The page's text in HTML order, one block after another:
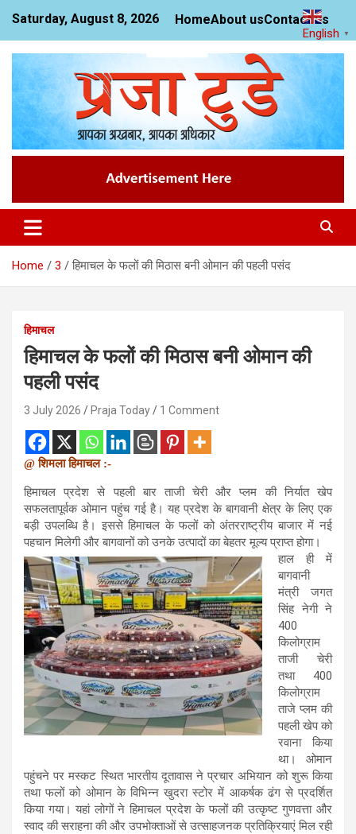
content
Saturday, August 8, 2026 HomeAbout usContact us
Praja Today
News Website
Home 3 हिमाचल के फलों की मिठास बनी ओमान की पहली पसंद
हिमाचल
हिमाचल के फलों की मिठास बनी ओमान की
पहली पसंद
3 July 2026 Praja Today 1 Comment
@ शिमला हिमाचल :-
हिमाचल प्रदेश से पहली बार ताजी चेरी और प्लम की निर्यात खेप
सफलतापूर्वक ओमान पहुंच गई है। यह प्रदेश के बागवानी क्षेत्र के लिए एक
बड़ी उपलब्धि है। इससे हिमाचल के फलों को अंतरराष्ट्रीय बाजार में नई
पहचान मिलेगी और बागवानों को उनके उत्पादों का बेहतर मूल्य प्राप्त होगा।
हाल ही में
बागवानी
मंत्री जगत
सिंह नेगी ने
400
किलोग्राम
ताजी चेरी
तथा 400
किलोग्राम
ताजे प्लम की
पहली खेप को
रवाना किया
था। ओमान
पहुंचने पर मस्कट स्थित भारतीय दूतावास ने प्रचार अभियान को शुरू किया
तथा फलों को ओमान के विभिन्न खुदरा स्टोर में आकर्षक ढंग से प्रदर्शित
किया गया। यहां लोगों ने हिमाचल प्रदेश के फलों की उत्कृष्ट गुणवत्ता और
स्वाद की सराहना की और उपभोक्ताओं से उत्साहजनक प्रतिक्रियाएं मिल रही
English ▼